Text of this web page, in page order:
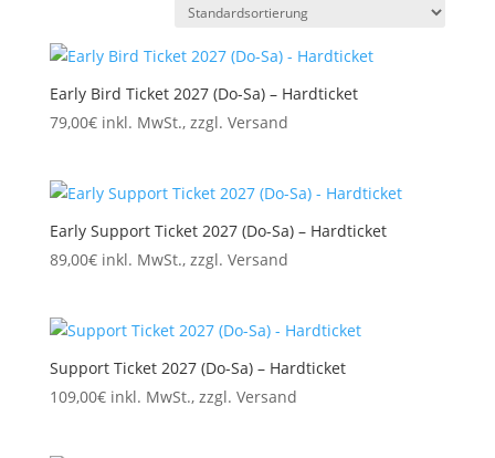
Early Bird Ticket 2027 (Do-Sa) – Hardticket
79,00€ inkl. MwSt., zzgl. Versand
Early Support Ticket 2027 (Do-Sa) – Hardticket
89,00€ inkl. MwSt., zzgl. Versand
Support Ticket 2027 (Do-Sa) – Hardticket
109,00€ inkl. MwSt., zzgl. Versand